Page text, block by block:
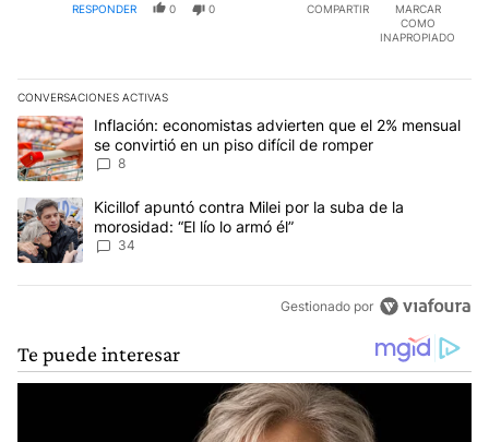
RESPONDER 0 0 COMPARTIR
MARCAR
COMO
INAPROPIADO
CONVERSACIONES ACTIVAS
Este listado muestra los artículos con más comentarios en los
Un artículo de tendencia con el título "Inflación: economistas
Inflación: economistas advierten que el 2% mensual
se convirtió en un piso difícil de romper
8
Un artículo de tendencia con el título "Kicillof apuntó contra Milei
Kicillof apuntó contra Milei por la suba de la
morosidad: “El lío lo armó él”
34
Gestionado por